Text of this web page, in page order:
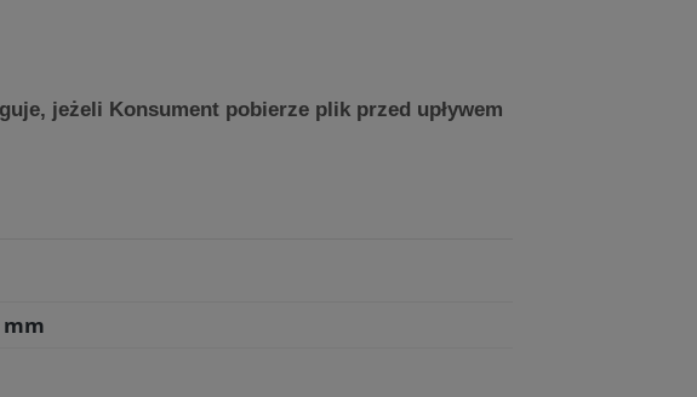
jeżeli Konsument pobierze plik przed upływem
mm